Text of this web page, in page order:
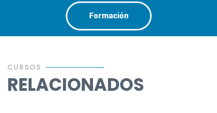
Formación
CURSOS
RELACIONADOS